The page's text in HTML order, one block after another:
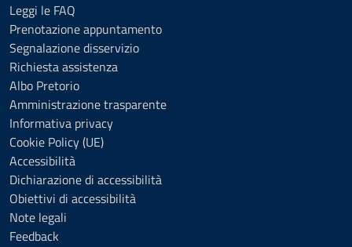
Leggi le FAQ
Prenotazione appuntamento
Segnalazione disservizio
Richiesta assistenza
Albo Pretorio
Amministrazione trasparente
Informativa privacy
Cookie Policy (UE)
Accessibilità
Dichiarazione di accessibilità
Obiettivi di accessibilità
Note legali
Feedback